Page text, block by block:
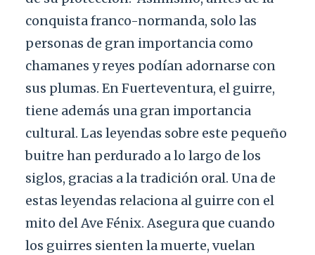
conquista franco-normanda, solo las
personas de gran importancia como
chamanes y reyes podían adornarse con
sus plumas. En Fuerteventura, el guirre,
tiene además una gran importancia
cultural. Las leyendas sobre este pequeño
buitre han perdurado a lo largo de los
siglos, gracias a la tradición oral. Una de
estas leyendas relaciona al guirre con el
mito del Ave Fénix. Asegura que cuando
los guirres sienten la muerte, vuelan